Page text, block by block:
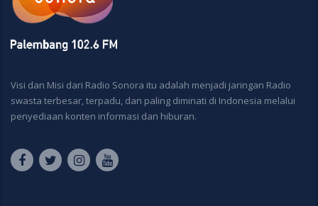
Visi dan Misi dari Radio Sonora itu adalah menjadi jaringan Radio
swasta terbesar, terpadu, dan paling diminati di Indonesia melalui
penyediaan konten informasi dan hiburan.